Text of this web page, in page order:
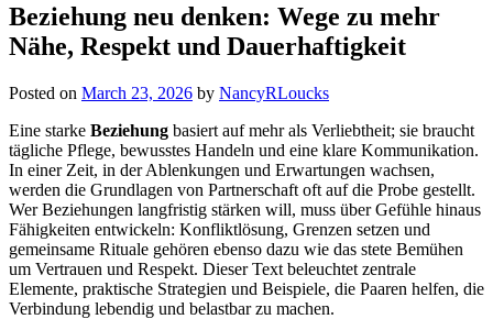
Beziehung neu denken: Wege zu mehr
Nähe, Respekt und Dauerhaftigkeit
Posted on March 23, 2026 by NancyRLoucks
Eine starke Beziehung basiert auf mehr als Verliebtheit; sie braucht
tägliche Pflege, bewusstes Handeln und eine klare Kommunikation.
In einer Zeit, in der Ablenkungen und Erwartungen wachsen,
werden die Grundlagen von Partnerschaft oft auf die Probe gestellt.
Wer Beziehungen langfristig stärken will, muss über Gefühle hinaus
Fähigkeiten entwickeln: Konfliktlösung, Grenzen setzen und
gemeinsame Rituale gehören ebenso dazu wie das stete Bemühen
um Vertrauen und Respekt. Dieser Text beleuchtet zentrale
Elemente, praktische Strategien und Beispiele, die Paaren helfen, die
Verbindung lebendig und belastbar zu machen.